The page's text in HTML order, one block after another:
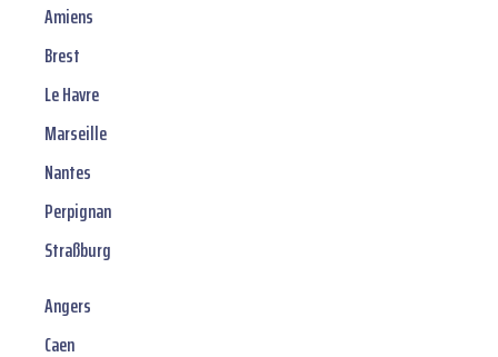
Amiens
Brest
Le Havre
Marseille
Nantes
Perpignan
Straßburg
Angers
Caen